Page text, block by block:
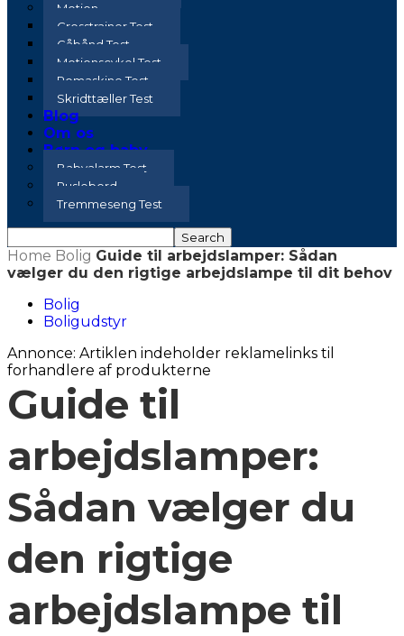
Motion
Crosstrainer Test
Gåbånd Test
Motionscykel Test
Romaskine Test
Skridttæller Test
Blog
Om os
Børn og baby
Babyalarm Test
Puslebord
Tremmeseng Test
Home Bolig Guide til arbejdslamper: Sådan
vælger du den rigtige arbejdslampe til dit behov
Bolig
Boligudstyr
Annonce: Artiklen indeholder reklamelinks til
forhandlere af produkterne
Guide til
arbejdslamper:
Sådan vælger du
den rigtige
arbejdslampe til